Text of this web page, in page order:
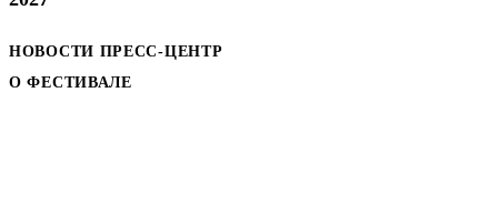
НОВОСТИ ПРЕСС-ЦЕНТР
О ФЕСТИВАЛЕ